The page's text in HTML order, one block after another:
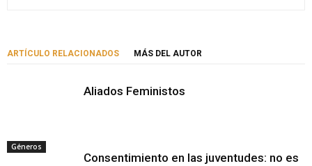
ARTÍCULO RELACIONADOS MÁS DEL AUTOR
Géneros
Aliados Feministos
Consentimiento en las juventudes: no es